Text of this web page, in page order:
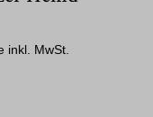
inkl. MwSt.